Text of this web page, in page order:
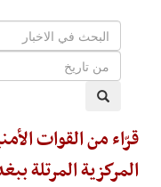
قرّاء من القوات
المركزية المرتلة